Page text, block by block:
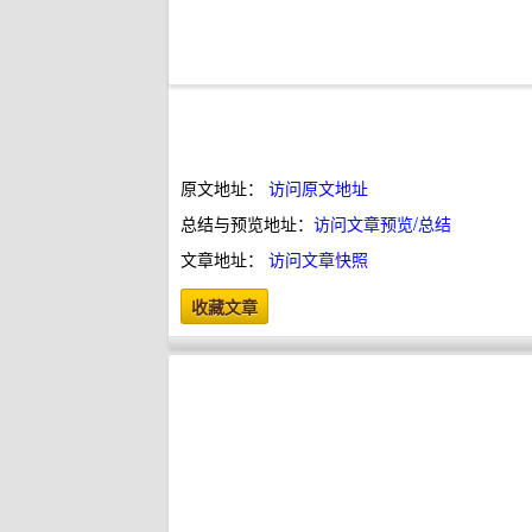
原文地址： 访问原文地址
总结与预览地址： 访问文章预览/总结
文章地址： 访问文章快照